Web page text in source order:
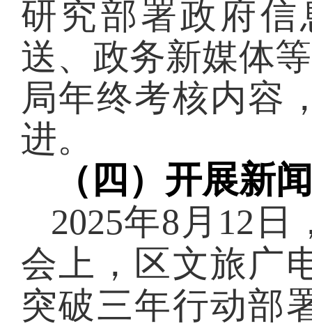
研究部署政府
送、政务新媒体等
局年终考核内容
进。
（ 四 ）开展新
2025年8 月 12日
会上，区文旅广
突破三年行动部